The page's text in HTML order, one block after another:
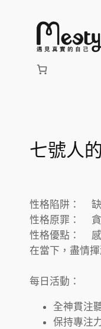
七號人
性格陷阱： 缺
性格原罪： 貪
性格優點： 感
在當下，盡情揮
每日活動：
全神貫注
保持專注